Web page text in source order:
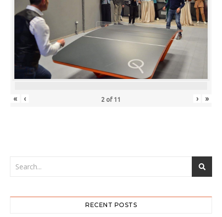
« ‹ 2 of 11 › »
RECENT POSTS